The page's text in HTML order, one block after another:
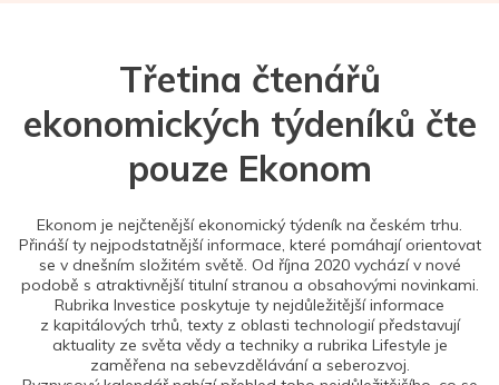
Třetina čtenářů
ekonomických týdeníků čte
pouze Ekonom
Ekonom je nejčtenější ekonomický týdeník na českém trhu.
Přináší ty nejpodstatnější informace, které pomáhají orientovat
se v dnešním složitém světě. Od října 2020 vychází v nové
podobě s atraktivnější titulní stranou a obsahovými novinkami.
Rubrika Investice poskytuje ty nejdůležitější informace
z kapitálových trhů, texty z oblasti technologií představují
aktuality ze světa vědy a techniky a rubrika Lifestyle je
zaměřena na sebevzdělávání a seberozvoj.